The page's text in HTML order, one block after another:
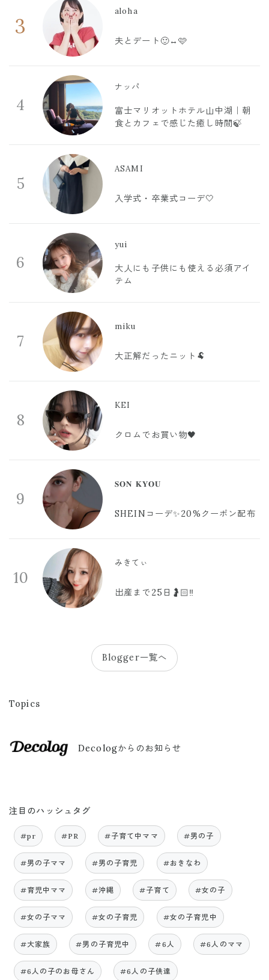
3
aloha
夫とデート🙂‍↔️🩷
4
ナッパ
富士マリオットホテル山中湖｜朝
食とカフェで感じた癒し時間🍃
5
ASAMI
入学式・卒業式コーデ🤍
6
yui
大人にも子供にも使える必須アイ
テム
7
miku
大正解だったニット🐏
8
KEI
クロムでお買い物🖤
9
𝐒𝐎𝐍 𝐊𝐘𝐎𝐔
SHEINコーデ✨20%クーポン配布
10
みきてぃ
出産まで25日🤰🏻‼️
Blogger一覧へ
Topics
Decologからのお知らせ
注目のハッシュタグ
#pr #PR #子育て中ママ #男の子
#男の子ママ #男の子育児 #おきなわ
#育児中ママ #沖縄 #子育て #女の子
#女の子ママ #女の子育児 #女の子育児中
#大家族 #男の子育児中 #6人 #6人のママ
#6人の子のお母さん #6人の子供達